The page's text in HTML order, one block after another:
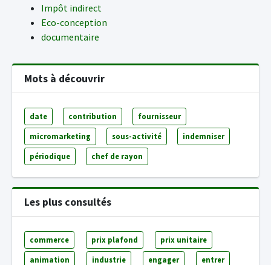
Impôt indirect
Eco-conception
documentaire
Mots à découvrir
date contribution fournisseur
micromarketing sous-activité indemniser
périodique chef de rayon
Les plus consultés
commerce prix plafond prix unitaire
animation industrie engager entrer